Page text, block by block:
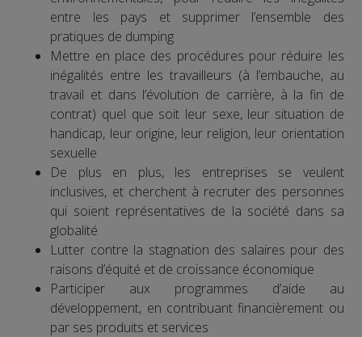
entre les pays et supprimer l’ensemble des
pratiques de dumping
Mettre en place des procédures pour réduire les
inégalités entre les travailleurs (à l’embauche, au
travail et dans l’évolution de carrière, à la fin de
contrat) quel que soit leur sexe, leur situation de
handicap, leur origine, leur religion, leur orientation
sexuelle
De plus en plus, les entreprises se veulent
inclusives, et cherchent à recruter des personnes
qui soient représentatives de la société dans sa
globalité
Lutter contre la stagnation des salaires pour des
raisons d’équité et de croissance économique
Participer aux programmes d’aide au
développement, en contribuant financièrement ou
par ses produits et services